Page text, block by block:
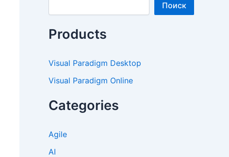
Поиск
Products
Visual Paradigm Desktop
Visual Paradigm Online
Categories
Agile
AI